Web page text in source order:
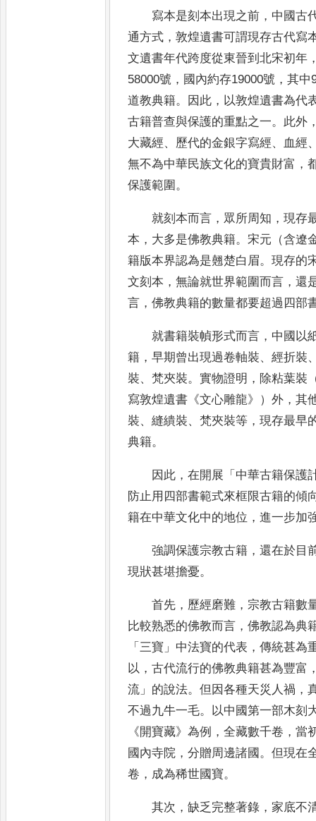
寫本是刻本出現之前 ， 中國古
通方式 ，敦煌遺書可謂現存古代寫
文遺書年代跨度從東晉到北宋初年
58000號 ， 國內約存19000號 ，其中
道教典籍。 因此 ， 以敦煌遺書為代
古籍普查與保護的重點之一。 此外
大藏經、 歷代的金銀字寫經、 血經
無不為中華民族文化的寶貴財富 ，
保護範圍 。
就刻本而言 ， 眾所周知 ，現存
本 ， 大多是佛教典籍。宋元（含遼
籍版本界認為是翹楚白眉。現存的
文刻本 ，無論就世界範圍而言 ，還
言 ，佛教典籍的數量都要超過四部
就書籍裝幀形式而言 ， 中國以
籍 ，早期曾出現過卷軸裝、經折裝
裝、梵夾裝。實物證明 ， 除粘葉裝
寫敦煌遺書 《文心雕龍》 ）外 ，其
裝、縫繢裝、梵夾裝等 ，現存最早
典籍。
因此 ，在開展 「 中華古籍保護
防止用四部書範式來框限古籍的傾
籍在中華文化中的地位 ，進一步加
強調保護宗教古籍 ，還在於目
現狀甚堪擔憂。
首先 ， 歷經磨難 ，宗教古籍數
比較熟悉的佛教而言 ，佛教認為典
「三寶 」 中法寶的代表 ，傳統甚為
以 ，古代流行的佛教典籍甚為豐富
流 」 的說法。但因各種天災人禍 ，
不過九牛一毛。 以中國第一部木刻
《開寶藏》為例 ，全藏數千卷 ，當
國內寺院 ，分贈周邊諸國 。但現在
卷 ， 成為稀世國寶。
其次 ，缺乏完整著錄 ， 家底不